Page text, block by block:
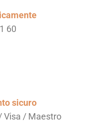
60
sicuro
Visa / Maestro